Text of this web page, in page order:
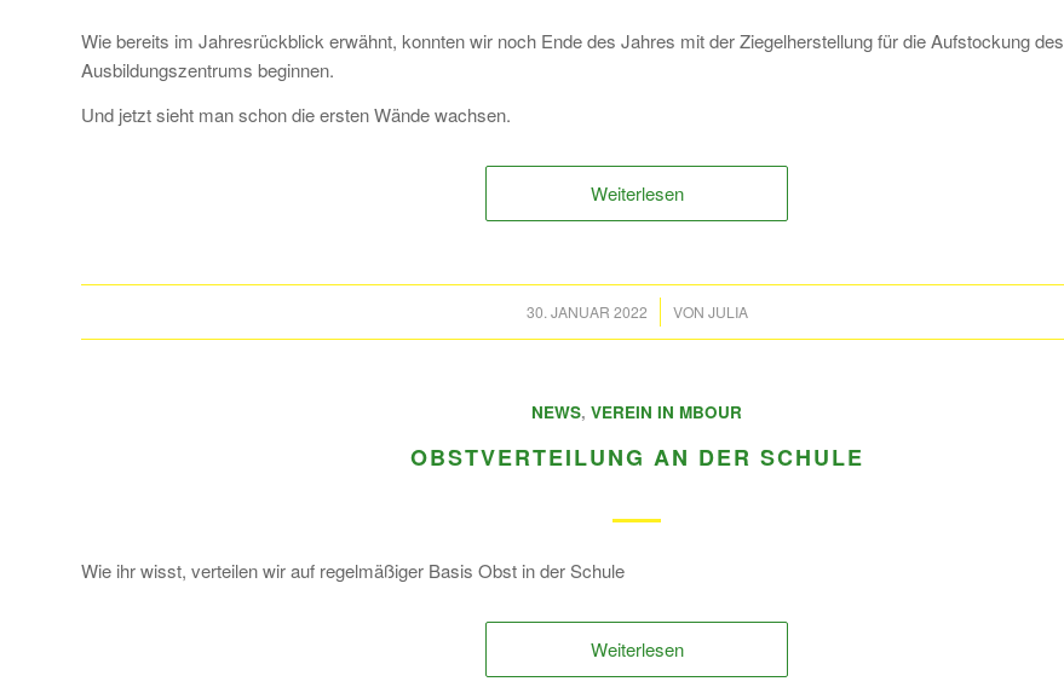
Wie bereits im Jahresrückblick erwähnt, konnten wir noch Ende des Jahres mit der Ziegelherstellung für die Aufstockung des
Ausbildungszentrums beginnen.
Und jetzt sieht man schon die ersten Wände wachsen.
Weiterlesen
30. JANUAR 2022
/ VON JULIA
NEWS, VEREIN IN MBOUR
OBSTVERTEILUNG AN DER SCHULE
Wie ihr wisst, verteilen wir auf regelmäßiger Basis Obst in der Schule
Weiterlesen